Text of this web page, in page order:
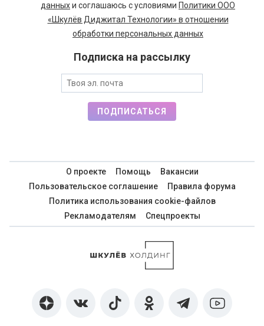
данныхи соглашаюсь с условиями Политики ООО
«Шкулёв Диджитал Технологии» в отношении
обработки персональных данных
Подписка на рассылку
ПОДПИСАТЬСЯ
О проекте Помощь
Вакансии
Пользовательское соглашение
Правила форума
Политика использования cookie-файлов
Рекламодателям
Спецпроекты